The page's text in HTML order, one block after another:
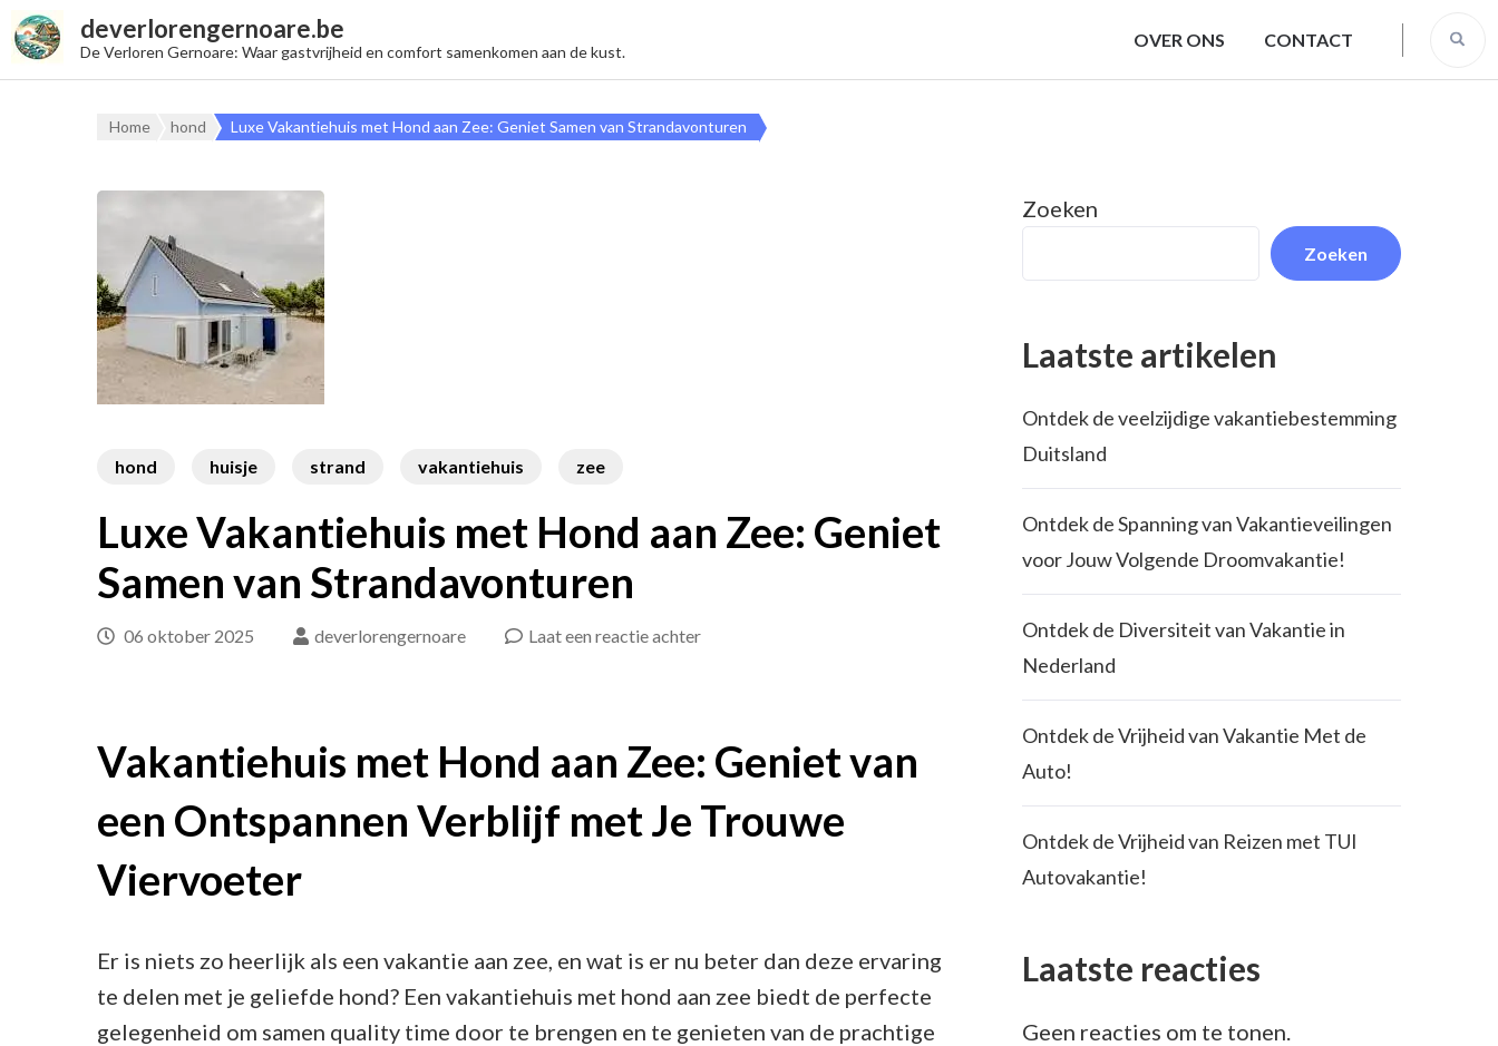
deverlorengernoare.be
De Verloren Gernoare: Waar gastvrijheid en comfort samenkomen aan de kust.
OVER ONS CONTACT
Home hond Luxe Vakantiehuis met Hond aan Zee: Geniet Samen van Strandavonturen
hond huisje strand vakantiehuis zee
Luxe Vakantiehuis met Hond aan Zee: Geniet
Samen van Strandavonturen
06 oktober 2025 deverlorengernoare Laat een reactie achterop
met
Hond
aan
van
Strandavonturen
Vakantiehuis met Hond aan Zee: Geniet van
een Ontspannen Verblijf met Je Trouwe
Viervoeter
Er is niets zo heerlijk als een vakantie aan zee, en wat is er nu beter dan deze ervaring
te delen met je geliefde hond? Een vakantiehuis met hond aan zee biedt de perfecte
gelegenheid om samen quality time door te brengen en te genieten van de prachtige
Zoeken
Zoeken
Laatste artikelen
Ontdek de veelzijdige vakantiebestemming
Duitsland
Ontdek de Spanning van Vakantieveilingen
voor Jouw Volgende Droomvakantie!
Ontdek de Diversiteit van Vakantie in
Nederland
Ontdek de Vrijheid van Vakantie Met de
Auto!
Ontdek de Vrijheid van Reizen met TUI
Autovakantie!
Laatste reacties
Geen reacties om te tonen.